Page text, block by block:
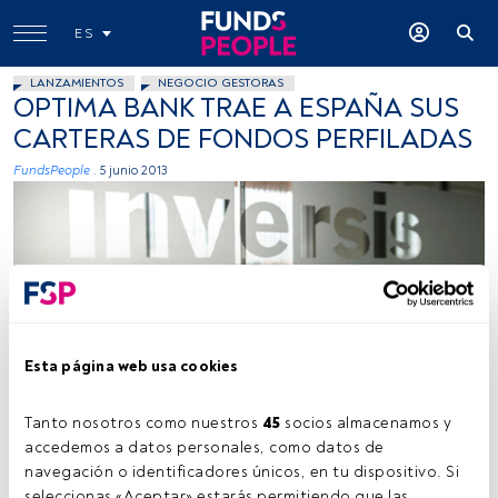
Esta página web usa cookies
Tanto nosotros como nuestros 45 socios almacenamos y
accedemos a datos personales, como datos de
navegación o identificadores únicos, en tu dispositivo. Si
ES
LANZAMIENTOS NEGOCIO GESTORAS
OPTIMA BANK TRAE A ESPAÑA SUS
CARTERAS DE FONDOS PERFILADAS
FundsPeople . 5 junio 2013
Cedida